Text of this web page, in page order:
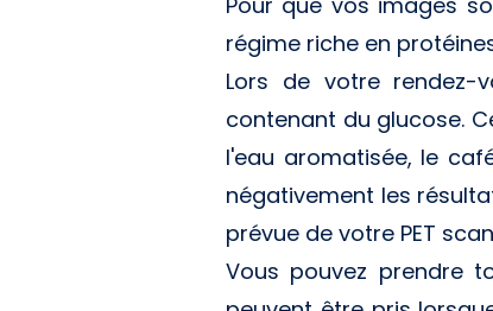
régime riche en
Lors de votre rendez-
contenant du glucose.
l'eau aromatisée, le
négativement les
prévue de votre PET
Vous pouvez prendre